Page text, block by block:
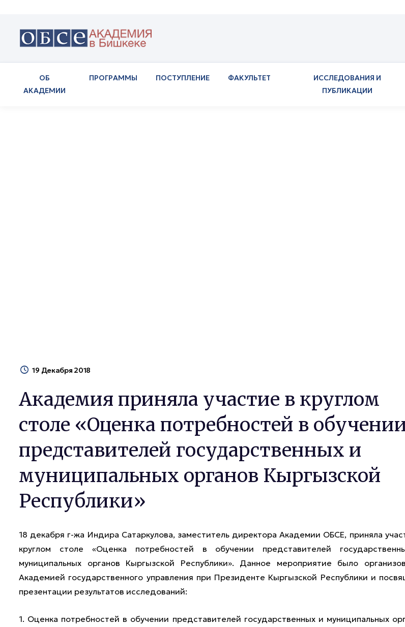
ОБ
АКАДЕМИИ
ПРОГРАММЫ ПОСТУПЛЕНИЕ ФАКУЛЬТЕТ
ИССЛЕДОВАНИЯ И
ПУБЛИКАЦИИ
19 Декабря 2018
Академия приняла участие в круглом
столе «Оценка потребностей в
представителей государственных и
муниципальных органов Кыргызской
Республики»
18 декабря г-жа Индира Сатаркулова, заместитель директора Академии ОБСЕ, приняла
круглом столе «Оценка потребностей в обучении представителей
муниципальных органов Кыргызской Республики». Данное мероприятие было
Академией государственного управления при Президенте Кыргызской Республики и
презентации результатов исследований:
1. Оценка потребностей в обучении представителей государственных и муниципальных